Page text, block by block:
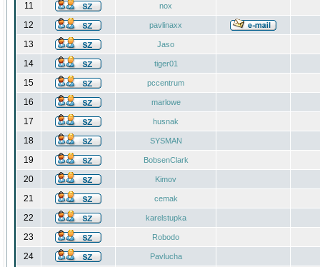
11 nox
12 pavlinaxx
13 Jaso
14 tiger01
15 pccentrum
16 marlowe
17 husnak
18 SYSMAN
19 BobsenClark
20 Kimov
21 cemak
22 karelstupka
23 Robodo
24 Pavlucha